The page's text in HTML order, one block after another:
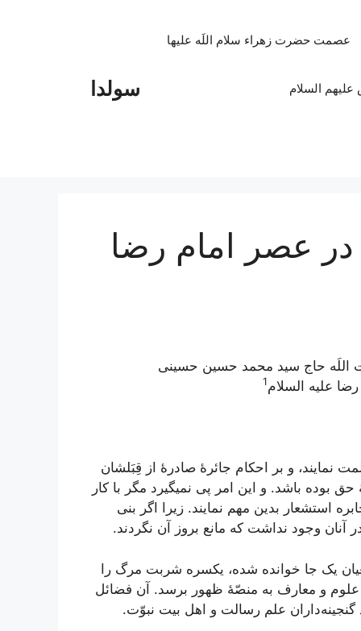
سولدا
عصمت حضرت زهراء سلام اللَه علیها
السلام
در عصر امام‌ رضا
اللَه حاج سید محمد حسین حسینی
علیه السلام1
نمايند، و بر احکام‌ جائرۀ صادرۀ از قِبَلشان‌
بوده‌ باشد. و اين‌ امر پی نمیگيرد مگر با کار
استشعار بدين‌ مهم‌ نمايند. زيرا اگر بنی
آنان‌ وجود نداشت‌ که‌ مانع‌ بروز آن‌ نگردند.
يک جا خوانده‌ شده‌، يکسره‌ شربت‌ مرگ‌ را
علوم‌ و معارف‌ به‌ منصّۀ ظهور برسد. آن‌ فضائل‌
گنجينه‌داران‌ علم‌ رسالت‌ و اهل‌ بيت‌ نبوّت‌.